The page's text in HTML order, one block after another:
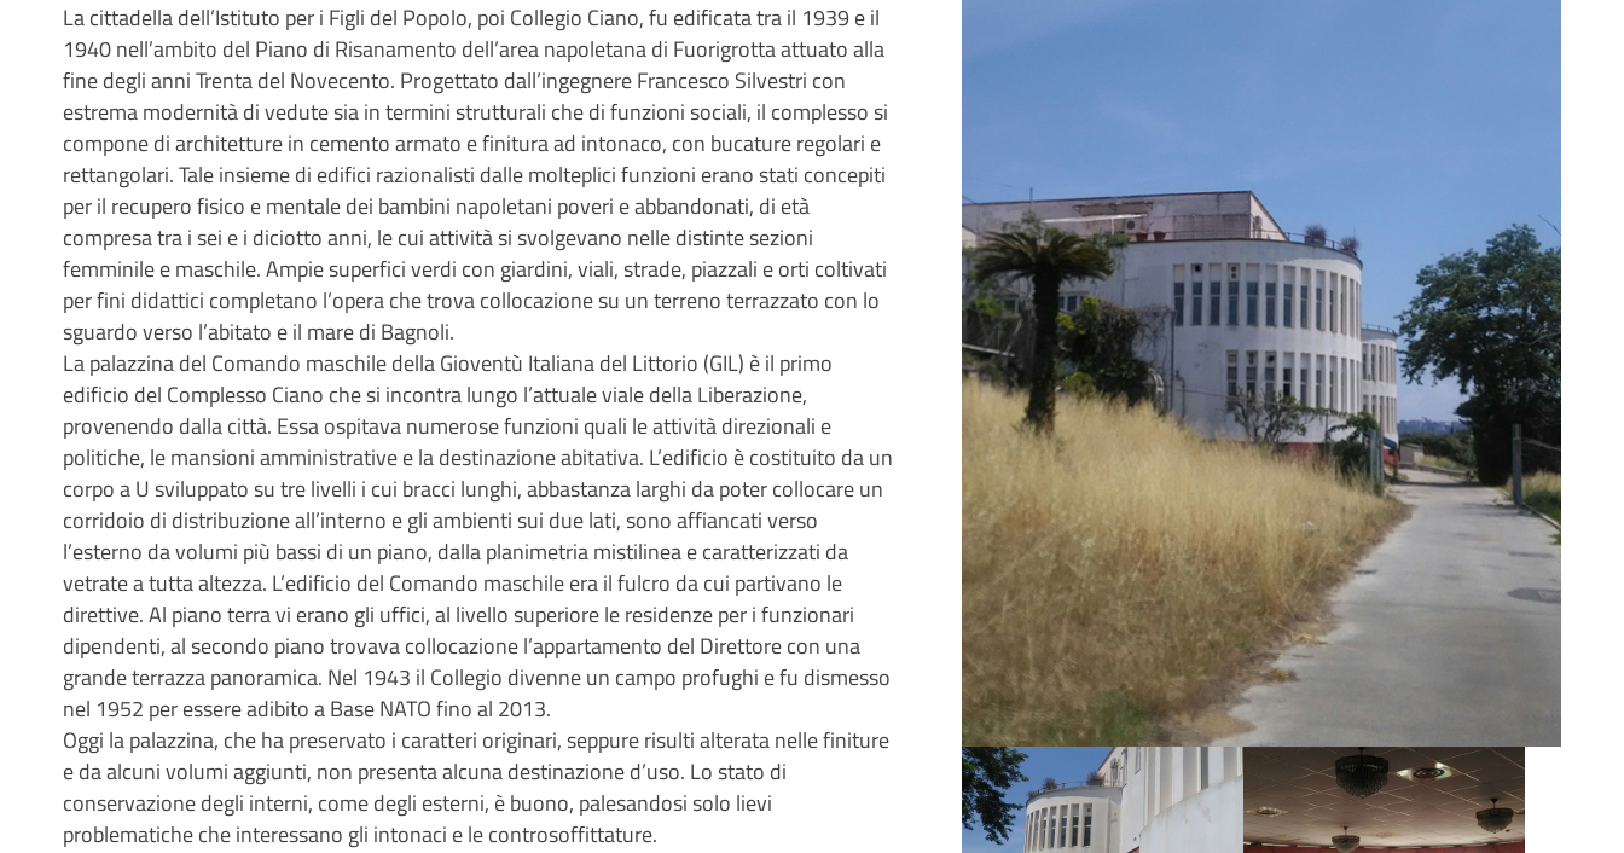
La cittadella dell’Istituto per i Figli del Popolo, poi Collegio Ciano, fu edificata tra il 1939 e il
1940 nell’ambito del Piano di Risanamento dell’area napoletana di Fuorigrotta attuato alla
fine degli anni Trenta del Novecento. Progettato dall’ingegnere Francesco Silvestri con
estrema modernità di vedute sia in termini strutturali che di funzioni sociali, il complesso si
compone di architetture in cemento armato e finitura ad intonaco, con bucature regolari e
rettangolari. Tale insieme di edifici razionalisti dalle molteplici funzioni erano stati concepiti
per il recupero fisico e mentale dei bambini napoletani poveri e abbandonati, di età
compresa tra i sei e i diciotto anni, le cui attività si svolgevano nelle distinte sezioni
femminile e maschile. Ampie superfici verdi con giardini, viali, strade, piazzali e orti coltivati
per fini didattici completano l’opera che trova collocazione su un terreno terrazzato con lo
sguardo verso l’abitato e il mare di Bagnoli.
La palazzina del Comando maschile della Gioventù Italiana del Littorio (GIL) è il primo
edificio del Complesso Ciano che si incontra lungo l’attuale viale della Liberazione,
provenendo dalla città. Essa ospitava numerose funzioni quali le attività direzionali e
politiche, le mansioni amministrative e la destinazione abitativa. L’edificio è costituito da un
corpo a U sviluppato su tre livelli i cui bracci lunghi, abbastanza larghi da poter collocare un
corridoio di distribuzione all’interno e gli ambienti sui due lati, sono affiancati verso
l’esterno da volumi più bassi di un piano, dalla planimetria mistilinea e caratterizzati da
vetrate a tutta altezza. L’edificio del Comando maschile era il fulcro da cui partivano le
direttive. Al piano terra vi erano gli uffici, al livello superiore le residenze per i funzionari
dipendenti, al secondo piano trovava collocazione l’appartamento del Direttore con una
grande terrazza panoramica. Nel 1943 il Collegio divenne un campo profughi e fu dismesso
nel 1952 per essere adibito a Base NATO fino al 2013.
Oggi la palazzina, che ha preservato i caratteri originari, seppure risulti alterata nelle finiture
e da alcuni volumi aggiunti, non presenta alcuna destinazione d’uso. Lo stato di
conservazione degli interni, come degli esterni, è buono, palesandosi solo lievi
problematiche che interessano gli intonaci e le controsoffittature.